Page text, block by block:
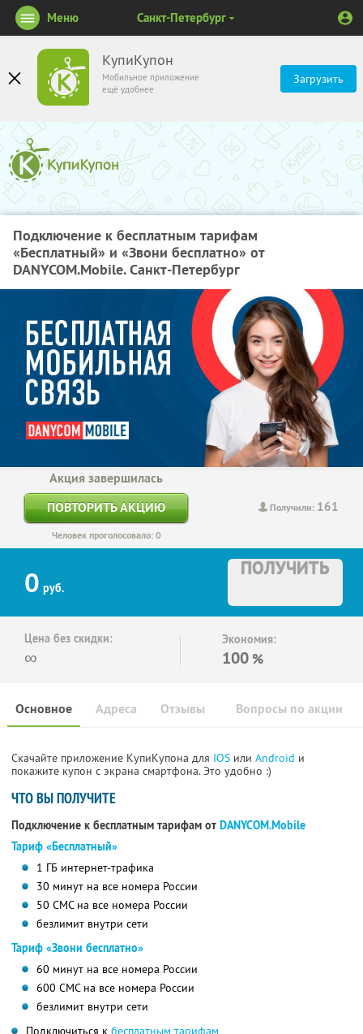
КупиКупон
Мобильное приложение
ещё удобнее
Загрузить
Меню Санкт-Петербург
Подключение к бесплатным тарифам
«Бесплатный» и «Звони бесплатно» от
DANYCOM.Mobile. Санкт-Петербург
Получили: 161
Акция завершилась
ПОВТОРИТЬ АКЦИЮ
Человек проголосовало: 0
0 руб.
ПОЛУЧИТЬ
Цена без скидки:
∞
Экономия:
100 %
Основное Отзывы Вопросы по акции
Адреса
Скачайте приложение КупиКупона для IOS или Android и
покажите купон с экрана смартфона. Это удобно :)
ЧТО ВЫ ПОЛУЧИТЕ
Подключение к бесплатным тарифам от DANYCOM.Mobile
Тариф «Бесплатный»
1 ГБ интернет-трафика
30 минут на все номера России
50 СМС на все номера России
безлимит внутри сети
Тариф «Звони бесплатно»
60 минут на все номера России
600 СМС на все номера России
безлимит внутри сети
Подключиться к бесплатным тарифам